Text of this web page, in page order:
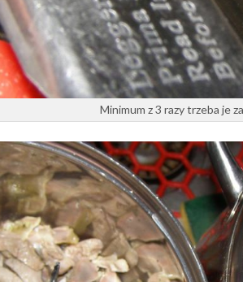
Minimum z 3 razy trzeba je